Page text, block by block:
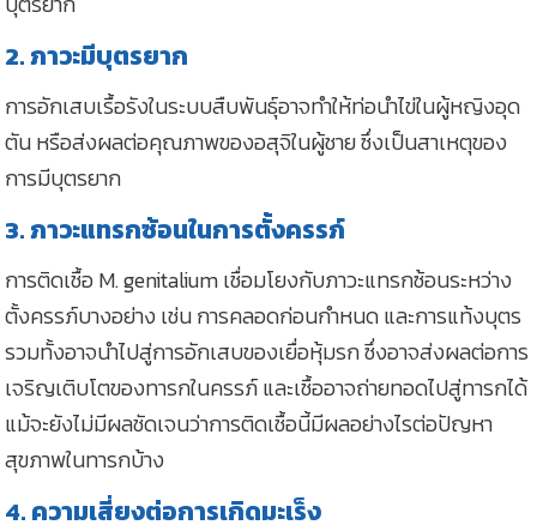
2. ภาวะมีบุตรยาก
การอักเสบเรื้อรังในระบบสืบพันธุ์อาจทำให้ท่อนำไข่ในผู้หญิงอุด
ตัน หรือส่งผลต่อคุณภาพของอสุจิในผู้ชาย ซึ่งเป็นสาเหตุของ
การมีบุตรยาก
3. ภาวะแทรกซ้อนในการตั้งครรภ์
การติดเชื้อ M. genitalium เชื่อมโยงกับภาวะแทรกซ้อนระหว่าง
ตั้งครรภ์บางอย่าง เช่น การคลอดก่อนกำหนด และการแท้งบุตร
รวมทั้งอาจนำไปสู่การอักเสบของเยื่อหุ้มรก ซึ่งอาจส่งผลต่อการ
เจริญเติบโตของทารกในครรภ์ และเชื้ออาจถ่ายทอดไปสู่ทารกได้
แม้จะยังไม่มีผลชัดเจนว่าการติดเชื้อนี้มีผลอย่างไรต่อปัญหา
สุขภาพในทารกบ้าง
4. ความเสี่ยงต่อการเกิดมะเร็ง